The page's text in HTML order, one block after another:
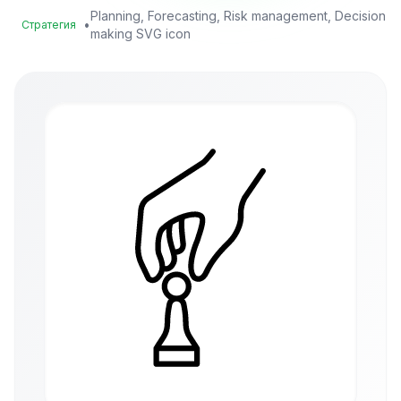
Стратегия •
Planning, Forecasting, Risk management, Decision
making SVG icon